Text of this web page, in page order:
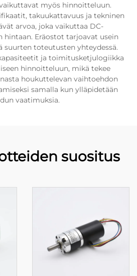
myös hinnoitteluun.
takuukattavuus ja tekninen
arvoa, joka vaikuttaa DC-
hintaan. Eräostot tarjoavat usein
suurten toteutusten yhteydessä.
ja toimitusketjulogiikka
hinnoitteluun, mikä tekee
houkuttelevan vaihtoehdon
samalla kun ylläpidetään
vaatimuksia.
suositus